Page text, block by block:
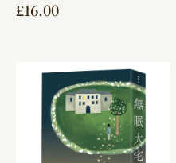
£16.00